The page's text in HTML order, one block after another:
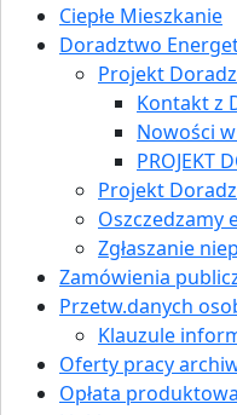
Ciepłe Mieszkanie
Doradztwo
Projekt
Kontakt z
Nowości
PROJEKT
Projekt
Oszczedzamy
Zgłaszanie
Zamówienia
Przetw.danych
Klauzule
Oferty pracy
Opłata produktowa